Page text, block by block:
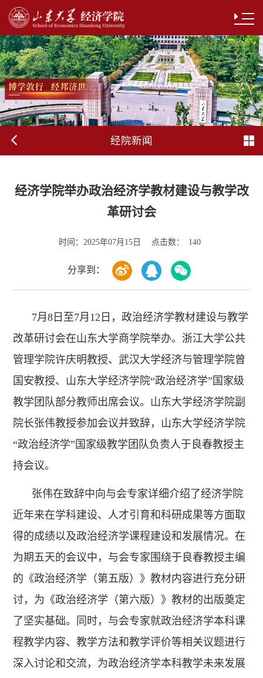
经院新闻
经济学院举办政治经济学教材建设与教学改
革研讨会
时间： 2025年07月15日 点击数： 140
分享到：
7月8日至7月12日，政治经济学教材建设与教学
改革研讨会在山东大学商学院举办。浙江大学公共
管理学院许庆明教授、武汉大学经济与管理学院曾
国安教授、山东大学经济学院“政治经济学”国家级
教学团队部分教师出席会议。山东大学经济学院副
院长张伟教授参加会议并致辞，山东大学经济学院
“政治经济学”国家级教学团队负责人于良春教授主
持会议。
张伟在致辞中向与会专家详细介绍了经济学院
近年来在学科建设、人才引育和科研成果等方面取
得的成绩以及政治经济学课程建设和发展情况。在
为期五天的会议中，与会专家围绕于良春教授主编
的《政治经济学（第五版）》教材内容进行充分研
讨，为《政治经济学（第六版）》教材的出版奠定
了坚实基础。同时，与会专家就政治经济学本科课
程教学内容、教学方法和教学评价等相关议题进行
深入讨论和交流，为政治经济学本科教学未来发展